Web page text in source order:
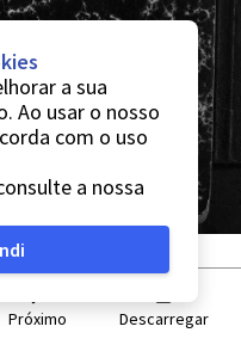
Próximo Descarregar
a sua
Ao usar o nosso
com o uso
a nossa